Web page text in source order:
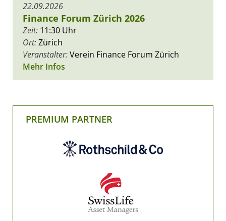
22.09.2026
Finance Forum Zürich 2026
Zeit: 11:30 Uhr
Ort:Zürich
Veranstalter:Verein Finance Forum Zürich
Mehr Infos
PREMIUM PARTNER